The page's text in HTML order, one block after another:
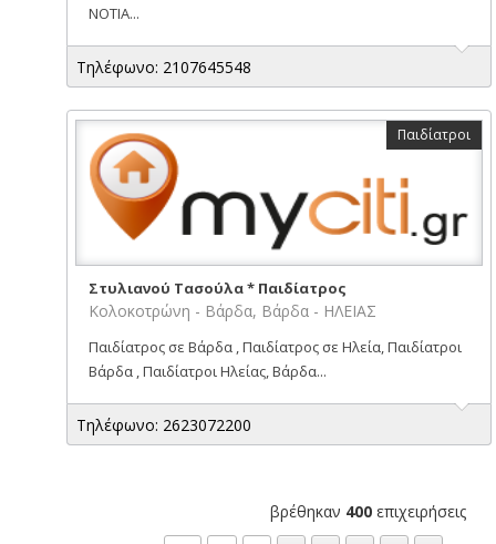
ΝΟΤΙΑ...
Τηλέφωνο: 2107645548
Παιδίατροι
Στυλιανού Τασούλα * Παιδίατρος
Κολοκοτρώνη - Βάρδα, Βάρδα - ΗΛΕΙΑΣ
Παιδίατρος σε Βάρδα , Παιδίατρος σε Ηλεία, Παιδίατροι
Βάρδα , Παιδίατροι Ηλείας, Βάρδα...
Τηλέφωνο: 2623072200
βρέθηκαν 400 επιχειρήσεις